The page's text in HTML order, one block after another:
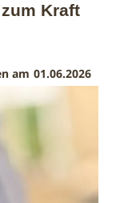
Kraft
am 01.06.2026